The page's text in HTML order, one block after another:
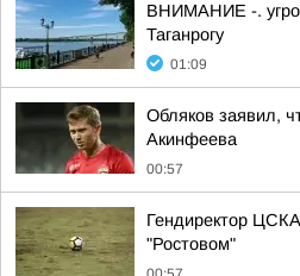
ВНИМАНИЕ -.
Таганрогу
01:09
Обляков заявил,
Акинфеева
00:57
Гендиректор
"Ростовом"